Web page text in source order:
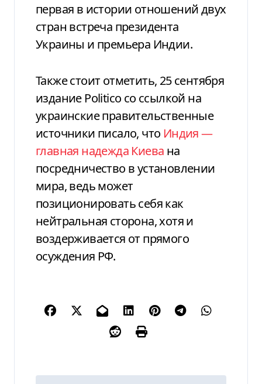
первая в истории отношений двух
стран встреча президента
Украины и премьера Индии.
Также стоит отметить, 25 сентября
издание Politico со ссылкой на
украинские правительственные
источники писало, что Индия —
главная надежда Киева на
посредничество в установлении
мира, ведь может
позиционировать себя как
нейтральная сторона, хотя и
воздерживается от прямого
осуждения РФ.